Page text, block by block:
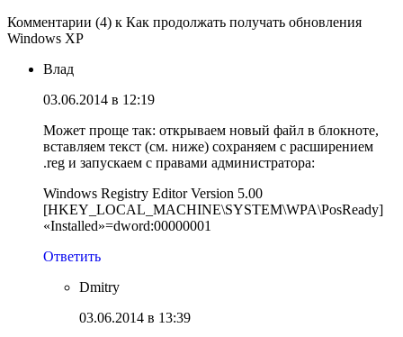
Комментарии (4) к Как продолжать получать обновления
Windows XP
Влад
03.06.2014 в 12:19
Может проще так: открываем новый файл в блокноте,
вставляем текст (см. ниже) сохраняем с расширением
.reg и запускаем с правами администратора:
Windows Registry Editor Version 5.00
[HKEY_LOCAL_MACHINE\SYSTEM\WPA\PosReady]
«Installed»=dword:00000001
Ответить
Dmitry
03.06.2014 в 13:39